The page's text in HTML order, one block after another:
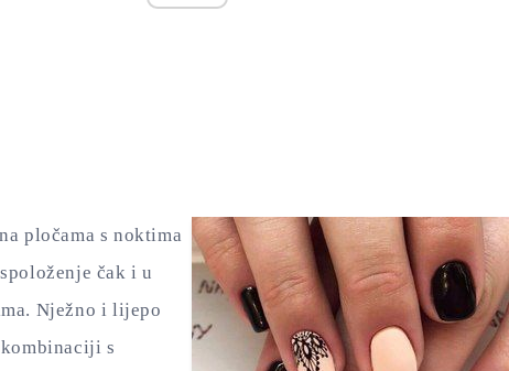
pločama s noktima
čak i u
Nježno i lijepo
s